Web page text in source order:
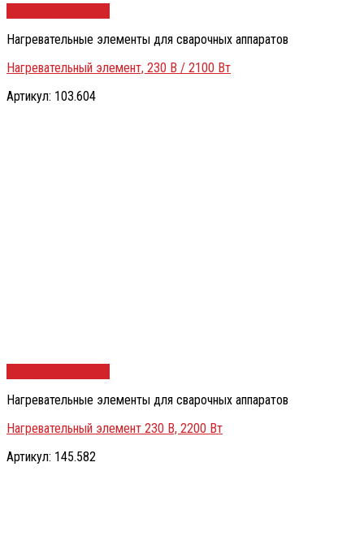
Нагревательные элементы для сварочных аппаратов
Нагревательный элемент, 230 В / 2100 Вт
Артикул: 103.604
Нагревательные элементы для сварочных аппаратов
Нагревательный элемент 230 В, 2200 Вт
Артикул: 145.582